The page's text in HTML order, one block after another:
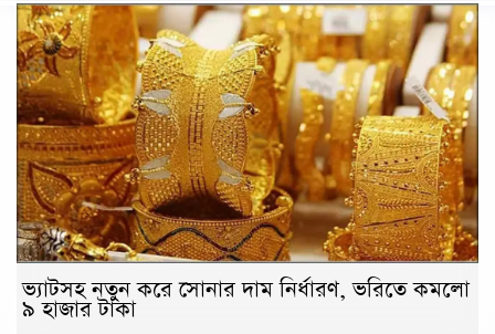
ভ্যাটসহ নতুন করে সোনার দাম নির্ধারণ, ভরিতে কমলো
৯ হাজার টাকা